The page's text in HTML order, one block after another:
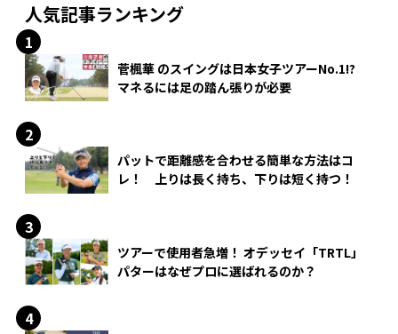
人気記事ランキング
菅楓華 のスイングは日本女子ツアーNo.1!?
マネるには足の踏ん張りが必要
パットで距離感を合わせる簡単な方法はコ
レ！ 上りは長く持ち、下りは短く持つ！
ツアーで使用者急増！ オデッセイ「TRTL」
パターはなぜプロに選ばれるのか？